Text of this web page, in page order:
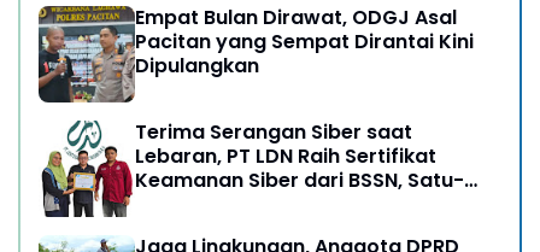
Empat Bulan Dirawat, ODGJ Asal
Pacitan yang Sempat Dirantai Kini
Dipulangkan
Terima Serangan Siber saat
Lebaran, PT LDN Raih Sertifikat
Keamanan Siber dari BSSN, Satu-